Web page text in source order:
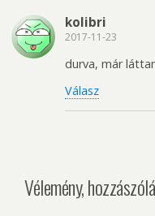
kolibri
2017-11-23
durva, már
Válasz
Vélemény,